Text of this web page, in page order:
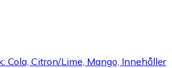
Cola, Citron/Lime, Mango, Innehåller